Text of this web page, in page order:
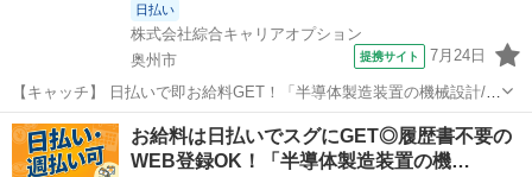
日払い
株式会社綜合キャリアオプション
奥州市
提携サイト 7月24日
【キャッチ】 日払いで即お給料GET！「半導体製造装置の機械設計/開
発」【経験者×ブラッシュUP!!】プライベートも充実♪土日祝休!若い世
代も活躍中!高時給3000円！ 【コメント】 弊社なら事前の職場見学が
多数！お仕事安...
岩手 奥州市 一般事務
お給料は日払いでスグにGET◎履歴書不要の
WEB登録OK！「半導体製造装置の機…